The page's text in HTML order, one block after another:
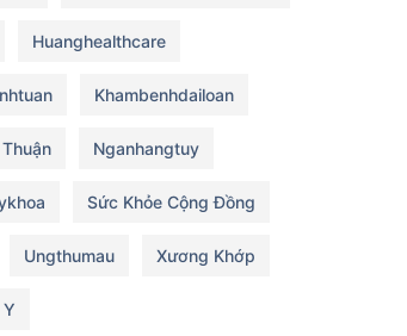
Huanghealthcare
Khambenhdailoan
Nganhangtuy
Sức Khỏe Cộng Đồng
Ungthumau Xương Khớp